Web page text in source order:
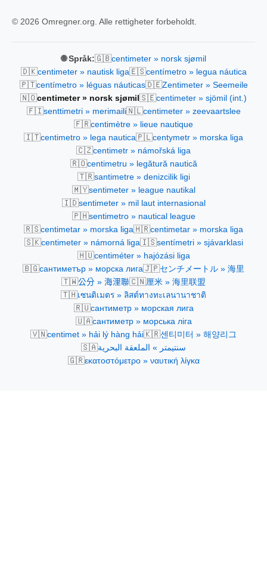
© 2026 Omregner.org. Alle rettigheter forbeholdt.
🌐 Språk:🇬🇧centimeter » norsk sjømil
🇩🇰centimeter » nautisk liga🇪🇸centímetro » legua náutica
🇵🇹centímetro » léguas náuticas🇩🇪Zentimeter » Seemeile
🇳🇴centimeter » norsk sjømil 🇸🇪centimeter » sjömil (int.)
🇫🇮senttimetri » merimaili🇳🇱centimeter » zeevaartslee
🇫🇷centimètre » lieue nautique
🇮🇹centimetro » lega nautica🇵🇱centymetr » morska liga
🇨🇿centimetr » námořská liga
🇷🇴centimetru » legătură nautică
🇹🇷santimetre » denizcilik ligi
🇲🇾sentimeter » league nautikal
🇮🇩sentimeter » mil laut internasional
🇵🇭sentimetro » nautical league
🇷🇸centimetar » morska liga🇭🇷centimetar » morska liga
🇸🇰centimeter » námorná liga🇮🇸sentímetri » sjávarklasi
🇭🇺centiméter » hajózási liga
🇧🇬сантиметър » морска лига🇯🇵センチメートル » 海里
🇹🇼公分 » 海浬聯🇨🇳厘米 » 海里联盟
🇹🇭เซนติเมตร » ลิสต์ทางทะเลนานาชาติ
🇷🇺сантиметр » морская лига
🇺🇦сантиметр » морська ліга
🇻🇳centimet » hải lý hàng hải🇰🇷센티미터 » 해양리그
🇸🇦سنتيمتر » الملعقة البحرية
🇬🇷εκατοστόμετρο » ναυτική λίγκα